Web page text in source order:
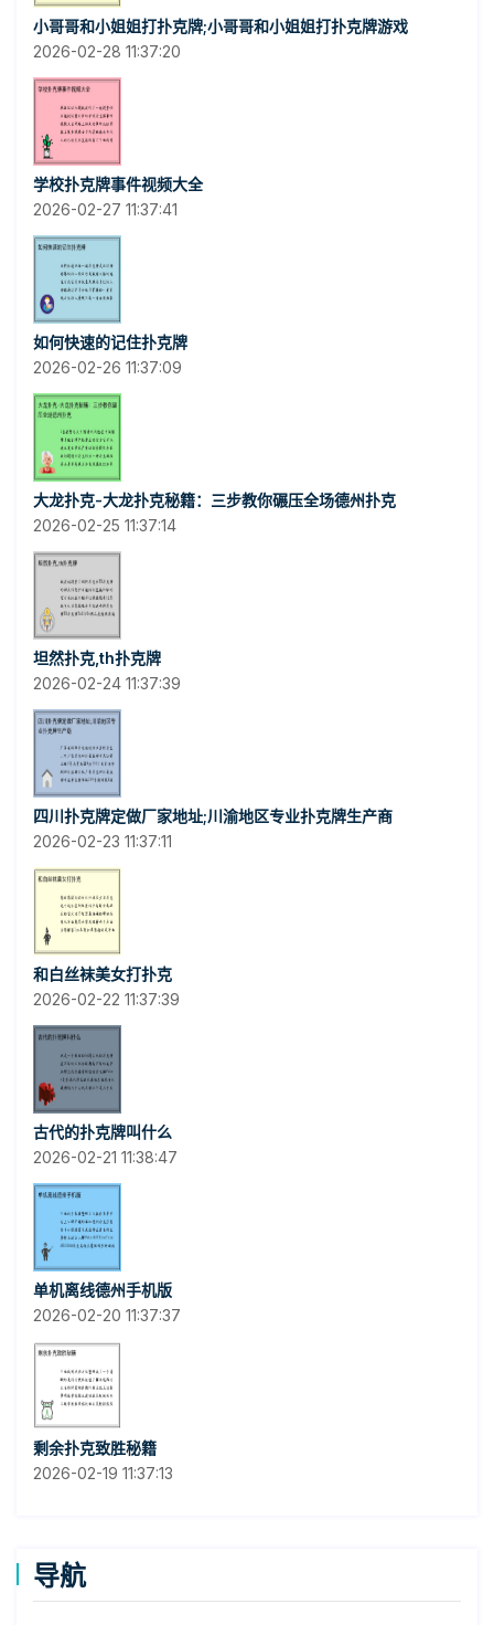
小哥哥和小姐姐打扑克牌;小哥哥和小姐姐打扑克牌游戏
2026-02-28 11:37:20
学校扑克牌事件视频大全
2026-02-27 11:37:41
如何快速的记住扑克牌
2026-02-26 11:37:09
大龙扑克-大龙扑克秘籍：三步教你碾压全场德州扑克
2026-02-25 11:37:14
坦然扑克,th扑克牌
2026-02-24 11:37:39
四川扑克牌定做厂家地址;川渝地区专业扑克牌生产商
2026-02-23 11:37:11
和白丝袜美女打扑克
2026-02-22 11:37:39
古代的扑克牌叫什么
2026-02-21 11:38:47
单机离线德州手机版
2026-02-20 11:37:37
剩余扑克致胜秘籍
2026-02-19 11:37:13
导航